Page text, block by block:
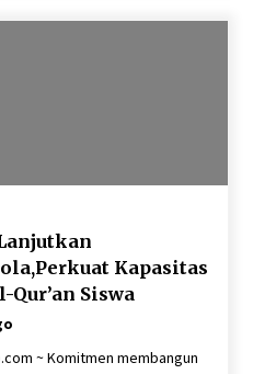
Kapasitas
Siswa
~ Komitmen membangun